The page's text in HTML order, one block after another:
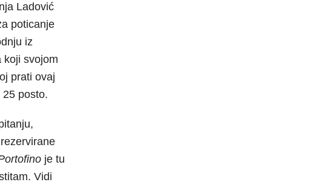
Ladović
poticanje
iz
koji svojom
prati ovaj
posto.
je tu
Vidi